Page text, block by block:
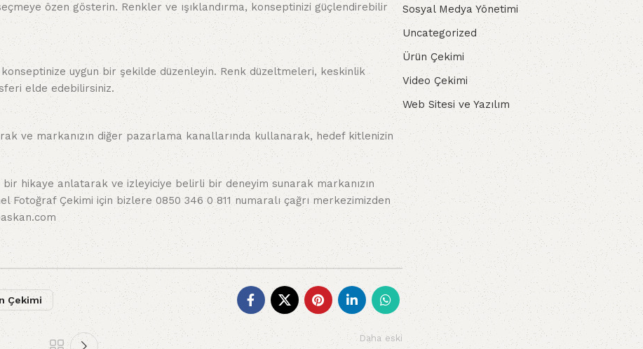
özen gösterin. Renkler ve ışıklandırma, konseptinizi güçlendirebilir
uygun bir şekilde düzenleyin. Renk düzeltmeleri, keskinlik
elde edebilirsiniz.
ve markanızın diğer pazarlama kanallarında kullanarak, hedef kitlenizin
hikaye anlatarak ve izleyiciye belirli bir deneyim sunarak markanızın
Fotoğraf Çekimi için bizlere 0850 346 0 811 numaralı çağrı merkezimizden
Çekimi
Daha eski
Sosyal Medya Yönetimi
Uncategorized
Ürün Çekimi
Video Çekimi
Web Sitesi ve Yazılım